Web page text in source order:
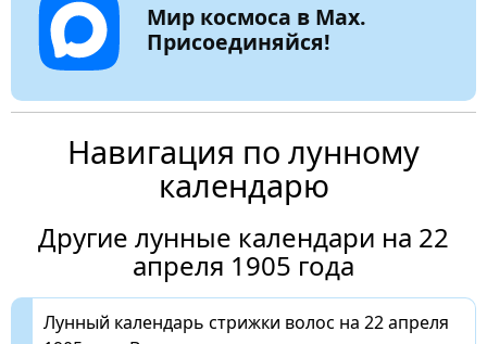
Мир космоса в Max.
Присоединяйся!
Навигация по лунному
календарю
Другие лунные календари на 22
апреля 1905 года
Лунный календарь стрижки волос на 22 апреля